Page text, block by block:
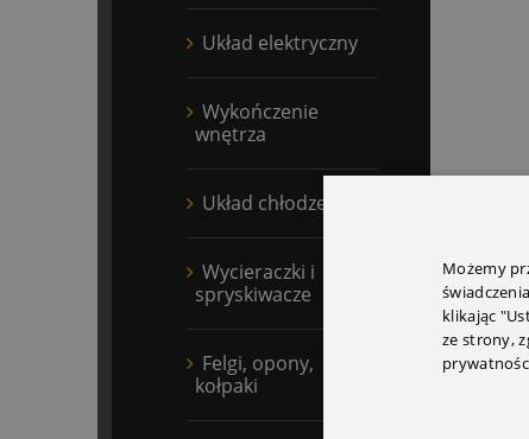
Układ elektryczny
Wykończenie
wnętrza
Układ chłodzenia
Wycieraczki i
spryskiwacze
Felgi, opony,
kołpaki
Możemy
klikając
ze strony,